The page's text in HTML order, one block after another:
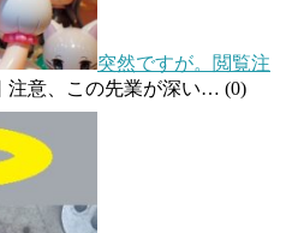
突然ですが。閲覧注
注意、この先業が深い… (0)